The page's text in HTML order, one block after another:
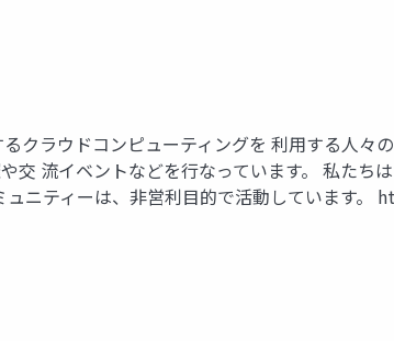
クラウドコンピューティングを 利用する人々
交 流イベントなどを行なっています。 私たち
ニティーは、非営利目的で活動しています。